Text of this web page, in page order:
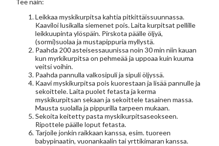
Tee näin:
Leikkaa myskikurpitsa kahtia pitkittäissuunnassa.
Kaaviloi lusikalla siemenet pois. Laita kurpitsat pellille
leikkuupinta ylöspäin. Pirskota päälle öljyä,
(sormi)suolaa ja mustapippuria myllystä.
Paahda 200 asteisessauunissa noin 30 min niin kauan
kun myrkikurpitsa on pehmeää ja uppoaa kuin kuuma
veitsi voihin.
Paahda pannulla valkosipuli ja sipuli öljyssä.
Kaavi myskikurpitsa pois kuorestaan ja lisää pannulle ja
sekoittele. Laita puolet fetasta ja kerma
myskikurpitsan sekaan ja sekoittele tasainen massa.
Mausta suolalla ja pippurilla tarpeen mukaan.
Sekoita keitetty pasta myskikurpitsaseokseen.
Ripottele päälle loput fetasta.
Tarjoile jonkin raikkaan kanssa, esim. tuoreen
babypinaatin, vuonankaalin tai yrttikimaran kanssa.